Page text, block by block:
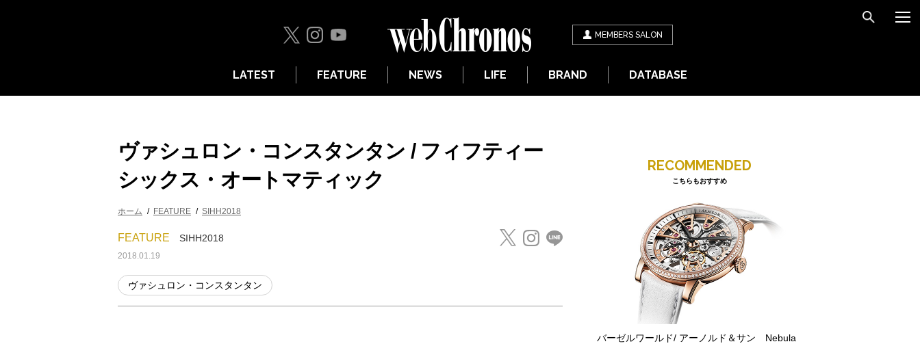
MEMBERS SALON
LATEST FEATURE NEWS LIFE BRAND DATABASE
ヴァシュロン・コンスタンタン / フィフティー
シックス・オートマティック
ホーム FEATURE SIHH2018
FEATURE SIHH2018
2018.01.19
ヴァシュロン・コンスタンタン
RECOMMENDED
こちらもおすすめ
バーゼルワールド/ アーノルド＆サン Nebula